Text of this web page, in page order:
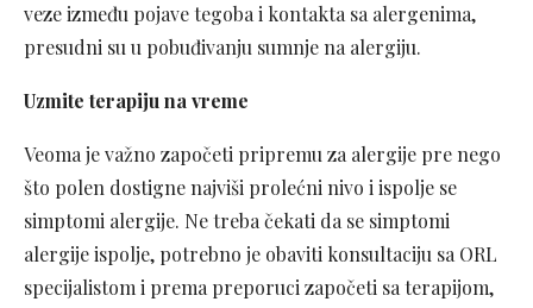
veze između pojave tegoba i kontakta sa alergenima,
presudni su u pobuđivanju sumnje na alergiju.
Uzmite terapiju na vreme
Veoma je važno započeti pripremu za alergije pre nego
što polen dostigne najviši prolećni nivo i ispolje se
simptomi alergije. Ne treba čekati da se simptomi
alergije ispolje, potrebno je obaviti konsultaciju sa ORL
specijalistom i prema preporuci započeti sa terapijom,